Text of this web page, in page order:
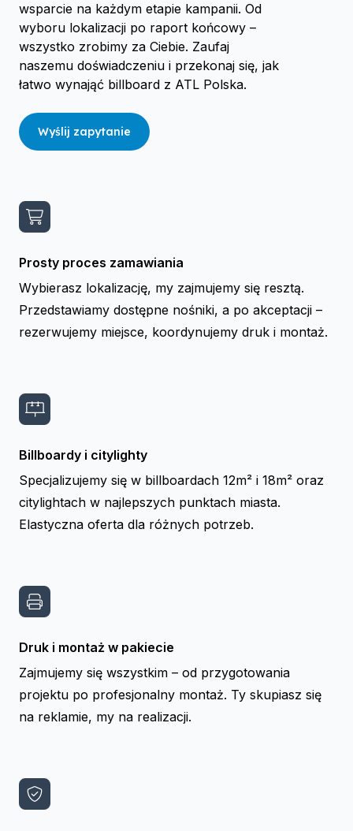
wsparcie na każdym etapie kampanii. Od
wyboru lokalizacji po raport końcowy –
wszystko zrobimy za Ciebie. Zaufaj
naszemu doświadczeniu i przekonaj się, jak
łatwo wynająć billboard z ATL Polska.
Wyślij zapytanie
Prosty proces zamawiania
Wybierasz lokalizację, my zajmujemy się resztą.
Przedstawiamy dostępne nośniki, a po akceptacji –
rezerwujemy miejsce, koordynujemy druk i montaż.
Billboardy i citylighty
Specjalizujemy się w billboardach 12m² i 18m² oraz
citylightach w najlepszych punktach miasta.
Elastyczna oferta dla różnych potrzeb.
Druk i montaż w pakiecie
Zajmujemy się wszystkim – od przygotowania
projektu po profesjonalny montaż. Ty skupiasz się
na reklamie, my na realizacji.